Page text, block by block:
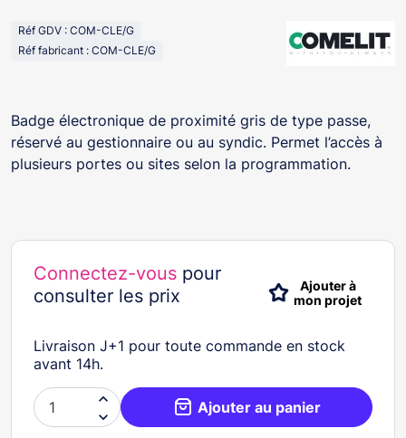
Réf GDV : COM-CLE/G
Réf fabricant : COM-CLE/G
Badge électronique de proximité gris de type passe,
réservé au gestionnaire ou au syndic. Permet l’accès à
plusieurs portes ou sites selon la programmation.
Connectez-vous pour
consulter les prix
Ajouter à
mon projet
Livraison J+1 pour toute commande en stock
avant 14h.

 Ajouter au panier